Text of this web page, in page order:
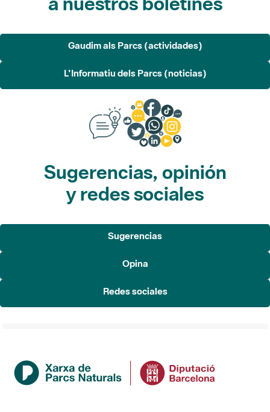
Gaudim als Parcs (actividades)
L'Informatiu dels Parcs (noticias)
Sugerencias, opinión
y redes sociales
Sugerencias
Opina
Redes sociales